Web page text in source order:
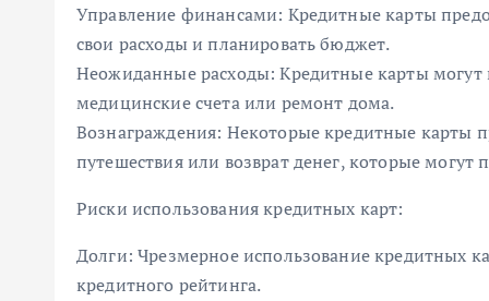
Управление финансами: Кредитные карты
свои расходы и планировать бюджет.
Неожиданные расходы: Кредитные карты
медицинские счета или ремонт дома.
Вознаграждения: Некоторые кредитные карты
путешествия или возврат денег, которые
Риски использования кредитных карт:
Долги: Чрезмерное использование кредитных
кредитного рейтинга.